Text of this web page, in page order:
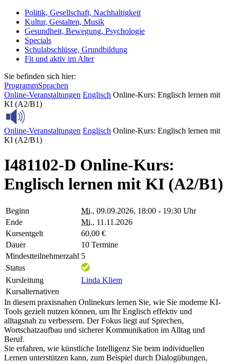
Politik, Gesellschaft, Nachhaltigkeit
Kultur, Gestalten, Musik
Gesundheit, Bewegung, Psychologie
Specials
Schulabschlüsse, Grundbildung
Fit und aktiv im Alter
Sie befinden sich hier:
ProgrammSprachen
Online-Veranstaltungen Englisch Online-Kurs: Englisch lernen mit
KI (A2/B1)
Online-Veranstaltungen Englisch Online-Kurs: Englisch lernen mit
KI (A2/B1)
I481102-D Online-Kurs:
Englisch lernen mit KI (A2/B1)
Beginn Mi., 09.09.2026, 18:00 - 19:30 Uhr
Ende
Mi., 11.11.2026
Kursentgelt
60,00 €
Dauer
10 Termine
Mindestteilnehmerzahl 5
Status
Kursleitung
Linda Kliem
Kursalternativen
In diesem praxisnahen Onlinekurs lernen Sie, wie Sie moderne KI-
Tools gezielt nutzen können, um Ihr Englisch effektiv und
alltagsnah zu verbessern. Der Fokus liegt auf Sprechen,
Wortschatzaufbau und sicherer Kommunikation im Alltag und
Beruf.
Sie erfahren, wie künstliche Intelligenz Sie beim individuellen
Lernen unterstützen kann, zum Beispiel durch Dialogübungen,